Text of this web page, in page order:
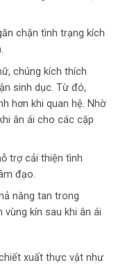
chặn tình trạng kích
chúng kích thích
sinh dục. Từ đó,
hơn khi quan hệ. Nhờ
ân ái cho các cặp
trợ cải thiện tình
đạo.
năng tan trong
kín sau khi ân ái
xuất thực vật như